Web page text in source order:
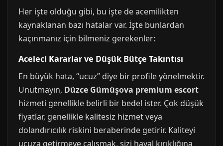
Her işte olduğu gibi, bu işte de acemilikten
kaynaklanan bazı hatalar var. İşte bunlardan
kaçınmanız için bilmeniz gerekenler:
Aceleci Kararlar ve Düşük Bütçe Takıntısı
En büyük hata, “ucuz” diye bir profile yönelmektir.
Unutmayın, Düzce Gümüşova premium escort
hizmeti genellikle belirli bir bedel ister. Çok düşük
fiyatlar, genellikle kalitesiz hizmet veya
dolandırıcılık riskini beraberinde getirir. Kaliteyi
ucuza getirmeye çalışmak, sizi hayal kırıklığına